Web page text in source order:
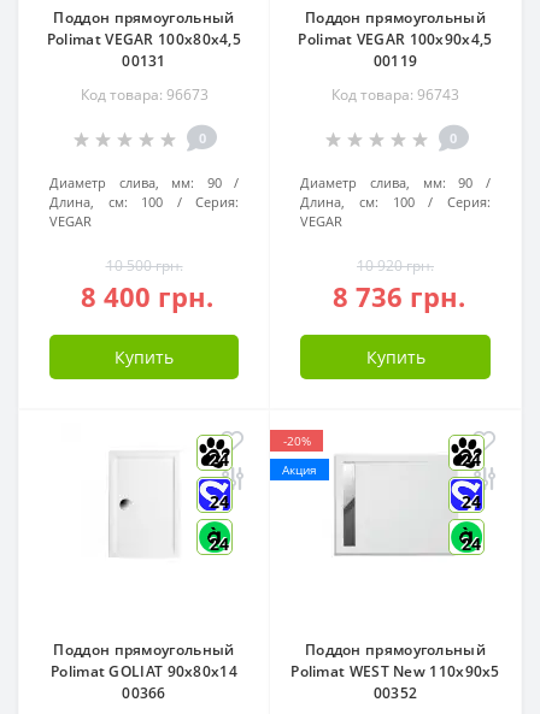
Поддон прямоугольный
Polimat VEGAR 100x80x4,5
00131
Код товара: 96673
0
Диаметр слива, мм:
90
Длина, см:
100
Серия:
VEGAR
10 500 грн.
8 400 грн.
Купить
Поддон прямоугольный
Polimat VEGAR 100x90x4,5
00119
Код товара: 96743
0
Диаметр слива, мм:
90
Длина, см:
100
Серия:
VEGAR
10 920 грн.
8 736 грн.
Купить
24
24
24
Поддон прямоугольный
Polimat GOLIAT 90x80x14
00366
-20%
Акция
24
24
24
Поддон прямоугольный
Polimat WEST New 110x90x5
00352